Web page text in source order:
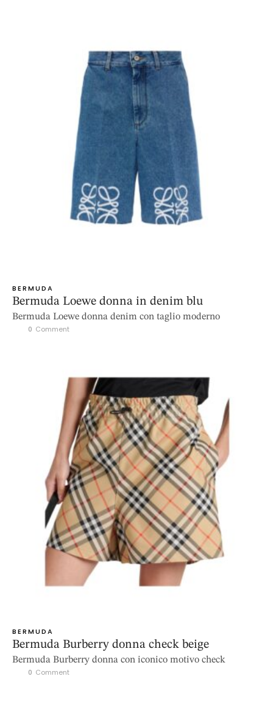
BERMUDA
Bermuda Loewe donna in denim blu
Bermuda Loewe donna denim con taglio moderno
0 Comment
BERMUDA
Bermuda Burberry donna check beige
Bermuda Burberry donna con iconico motivo check
0 Comment